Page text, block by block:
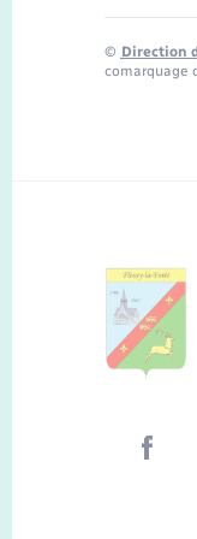
© Direction
comarquage